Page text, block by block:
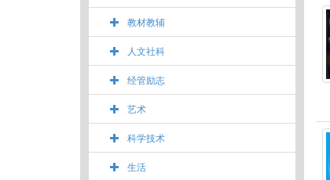
教材教辅
人文社科
经管励志
艺术
科学技术
生活